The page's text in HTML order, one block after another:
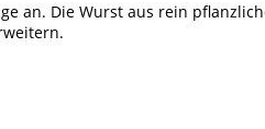
an. Die Wurst aus rein